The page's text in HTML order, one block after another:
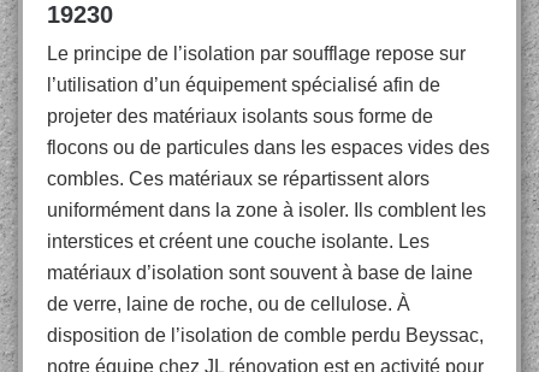
19230
Le principe de l’isolation par soufflage repose sur
l’utilisation d’un équipement spécialisé afin de
projeter des matériaux isolants sous forme de
flocons ou de particules dans les espaces vides des
combles. Ces matériaux se répartissent alors
uniformément dans la zone à isoler. Ils comblent les
interstices et créent une couche isolante. Les
matériaux d’isolation sont souvent à base de laine
de verre, laine de roche, ou de cellulose. À
disposition de l’isolation de comble perdu Beyssac,
notre équipe chez JL rénovation est en activité pour